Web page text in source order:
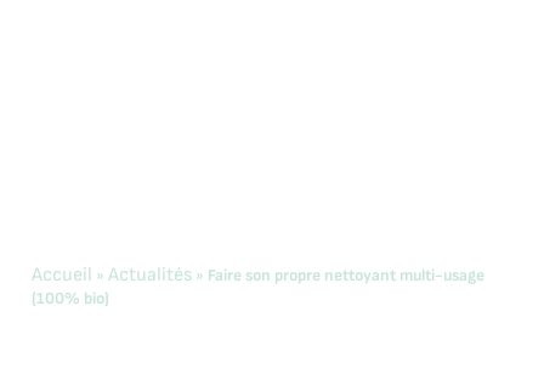
Accueil » Actualités » Faire son propre nettoyant multi-usage
(100% bio)